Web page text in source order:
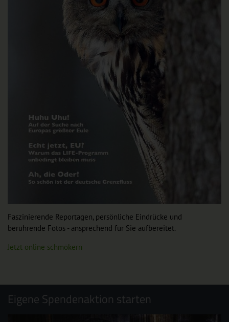
Faszinierende Reportagen, persönliche Eindrücke und
berührende Fotos - ansprechend für Sie aufbereitet.
Jetzt online schmökern
Eigene Spendenaktion starten